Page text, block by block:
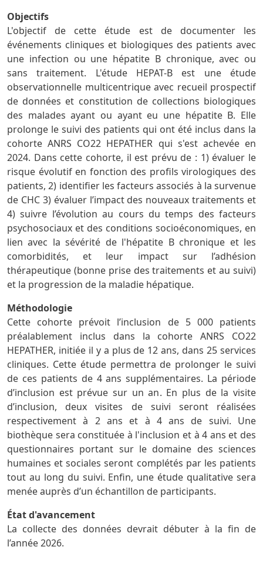
Objectifs
L'objectif de cette étude est de documenter les
événements cliniques et biologiques des patients avec
une infection ou une hépatite B chronique, avec ou
sans traitement. L'étude HEPAT-B est une étude
observationnelle multicentrique avec recueil prospectif
de données et constitution de collections biologiques
des malades ayant ou ayant eu une hépatite B. Elle
prolonge le suivi des patients qui ont été inclus dans la
cohorte ANRS CO22 HEPATHER qui s'est achevée en
2024. Dans cette cohorte, il est prévu de : 1) évaluer le
risque évolutif en fonction des profils virologiques des
patients, 2) identifier les facteurs associés à la survenue
de CHC 3) évaluer l’impact des nouveaux traitements et
4) suivre l’évolution au cours du temps des facteurs
psychosociaux et des conditions socioéconomiques, en
lien avec la sévérité de l'hépatite B chronique et les
comorbidités, et leur impact sur l’adhésion
thérapeutique (bonne prise des traitements et au suivi)
et la progression de la maladie hépatique.
Méthodologie
Cette cohorte prévoit l’inclusion de 5 000 patients
préalablement inclus dans la cohorte ANRS CO22
HEPATHER, initiée il y a plus de 12 ans, dans 25 services
cliniques. Cette étude permettra de prolonger le suivi
de ces patients de 4 ans supplémentaires. La période
d’inclusion est prévue sur un an. En plus de la visite
d’inclusion, deux visites de suivi seront réalisées
respectivement à 2 ans et à 4 ans de suivi. Une
biothèque sera constituée à l'inclusion et à 4 ans et des
questionnaires portant sur le domaine des sciences
humaines et sociales seront complétés par les patients
tout au long du suivi. Enfin, une étude qualitative sera
menée auprès d’un échantillon de participants.
État d'avancement
La collecte des données devrait débuter à la fin de
l’année 2026.